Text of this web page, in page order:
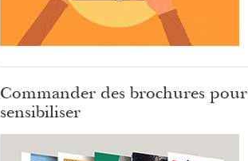
Commander des brochures pour
sensibiliser